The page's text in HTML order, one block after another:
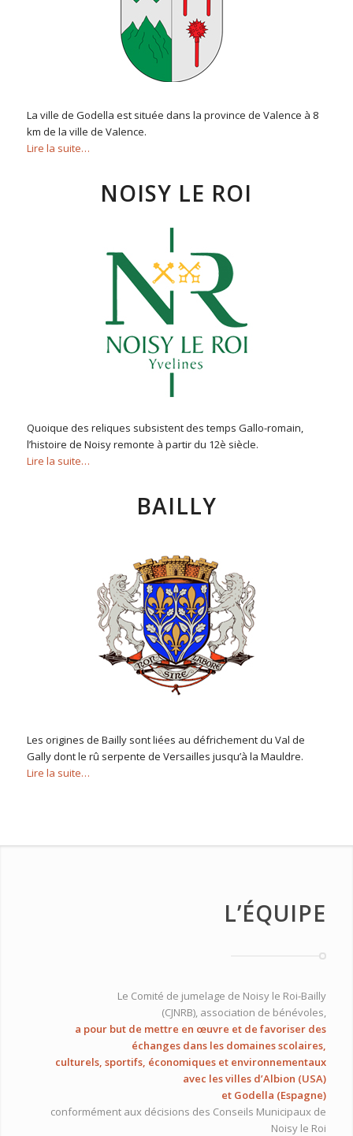
La ville de Godella est située dans la province de Valence à 8
km de la ville de Valence.
Lire la suite…
NOISY LE ROI
Quoique des reliques subsistent des temps Gallo-romain,
l’histoire de Noisy remonte à partir du 12è siècle.
Lire la suite…
BAILLY
Les origines de Bailly sont liées au défrichement du Val de
Gally dont le rû serpente de Versailles jusqu’à la Mauldre.
Lire la suite…
L’ÉQUIPE
Le Comité de jumelage de Noisy le Roi-Bailly
(CJNRB), association de bénévoles,
a pour but de mettre en œuvre et de favoriser des
échanges dans les domaines scolaires,
culturels, sportifs, économiques et environnementaux
avec les villes d’Albion (USA)
et Godella (Espagne)
conformément aux décisions des Conseils Municipaux de
Noisy le Roi